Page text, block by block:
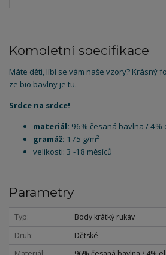
Kompletní specifikace
Máte děti, líbí se vám naše vzory? Krásný
ze bio bavlny je tu.
Srdce na srdce!
materiál: 96% česaná bavlna / 4%
gramáž: 175 g/m²
velikosti: 3 -18 měsíců
Parametry
Typ
Body krátký rukáv
Druh
Dětské